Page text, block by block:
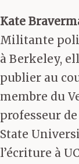
Kate
Militante
à Berkeley,
publier au
membre du
professeur
State
l’écriture à